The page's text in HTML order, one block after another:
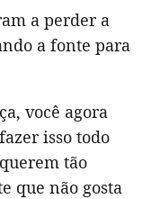
a perder a
a fonte para
você agora
isso todo
tão
que não gosta